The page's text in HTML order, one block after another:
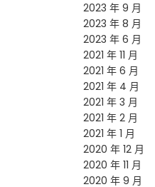
2023 年 9 月
2023 年 8 月
2023 年 6 月
2021 年 11 月
2021 年 6 月
2021 年 4 月
2021 年 3 月
2021 年 2 月
2021 年 1 月
2020 年 12 月
2020 年 11 月
2020 年 9 月